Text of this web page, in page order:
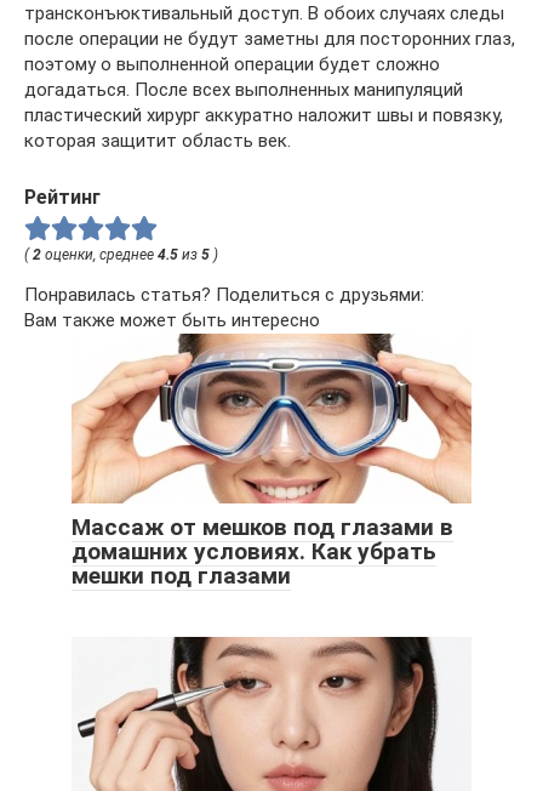
трансконъюктивальный доступ. В обоих случаях следы
после операции не будут заметны для посторонних глаз,
поэтому о выполненной операции будет сложно
догадаться. После всех выполненных манипуляций
пластический хирург аккуратно наложит швы и повязку,
которая защитит область век.
Рейтинг
(2 оценки, среднее 4.5 из 5 )
Понравилась статья? Поделиться с друзьями:
Вам также может быть интересно
Массаж от мешков под глазами в
домашних условиях. Как убрать
мешки под глазами